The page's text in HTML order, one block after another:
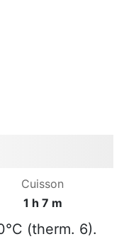
Cuisson
1 h 7 m
(therm. 6).